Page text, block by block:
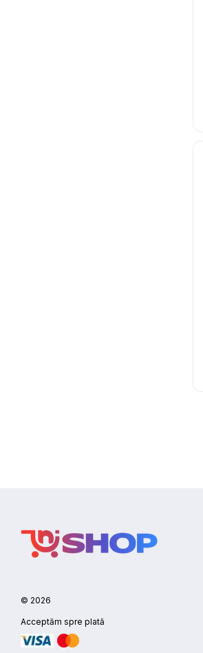
© 2026
Acceptăm spre plată